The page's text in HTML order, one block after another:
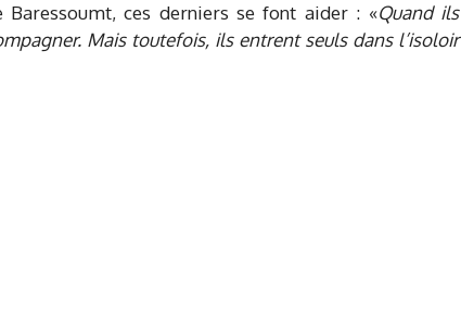
Baressoumt, ces derniers se font aider : «Quand ils
Mais toutefois, ils entrent seuls dans l’isoloir